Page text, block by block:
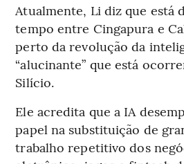
Atualmente, Li diz que está
tempo entre Cingapura e
perto da revolução da
“alucinante” que está
Silício.
Ele acredita que a IA
papel na substituição de
trabalho repetitivo dos